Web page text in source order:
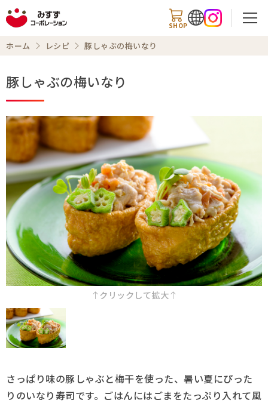
SHOP
商品情報
知る・楽しむ
レシピ
お知らせ
企業情報
Q&A
ホーム レシピ 豚しゃぶの梅いなり
豚しゃぶの梅いなり
クリックして拡大
さっぱり味の豚しゃぶと梅干を使った、暑い夏にぴった
りのいなり寿司です。ごはんにはごまをたっぷり入れて風